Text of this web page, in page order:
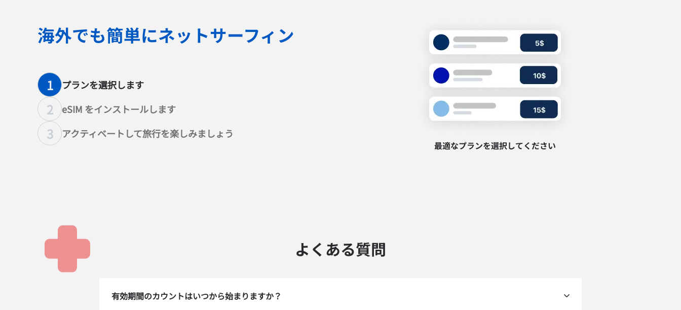
海外でも簡単にネットサーフィン
1 プランを選択します
2 eSIM をインストールします
3 アクティベートして旅行を楽しみましょう
最適なプランを選択してください
よくある質問
有効期間のカウントはいつから始まりますか？
How do I get my eSim?